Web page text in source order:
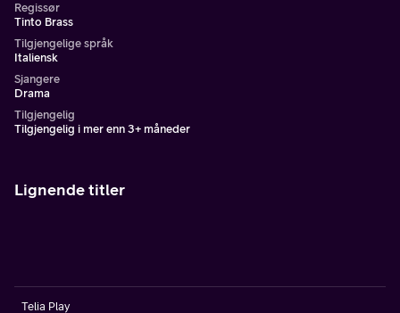
Regissør
Tinto Brass
Tilgjengelige språk
Italiensk
Sjangere
Drama
Tilgjengelig
Tilgjengelig i mer enn 3+ måneder
Lignende titler
Telia Play